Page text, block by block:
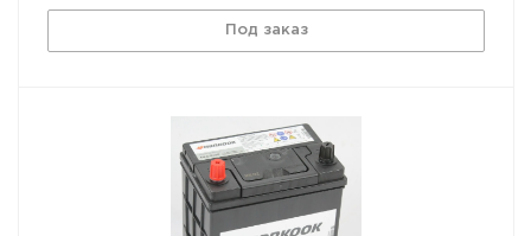
Под заказ